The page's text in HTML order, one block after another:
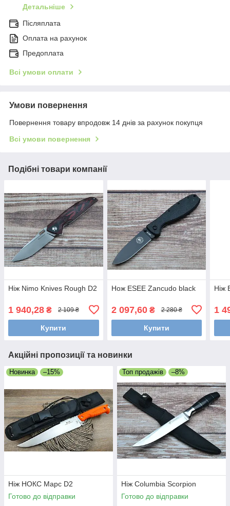
Детальніше
Післяплата
Оплата на рахунок
Предоплата
Всі умови оплати
Умови повернення
Повернення товару впродовж 14 днів за рахунок покупця
Всі умови повернення
Подібні товари компанії
Ніж Nimo Knives Rough D2
1 940,28 ₴ 2 109 ₴
Купити
Нож ESEE Zancudo black
2 097,60₴ 2 280 ₴
Купити
Ніж
1
Акційні пропозиції та новинки
Новинка –15%
Ніж НОКС Марс D2
Готово до відправки
Топ продажів –8%
Ніж Columbia Scorpion
Готово до відправки